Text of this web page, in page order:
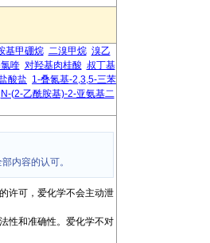
基甲硼烷 二溴甲烷 溴乙
喹 对羟基肉桂酸 叔丁基
酸盐 1-叠氮基-2,3,5-三苯
N-(2-乙酰胺基)-2-亚氨基二
内容的认可。
许可，爱化学不会主动泄
性和准确性。爱化学不对